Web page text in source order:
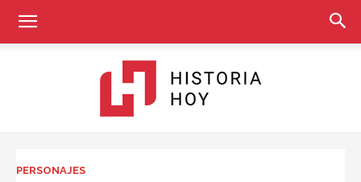
PERSONAJES